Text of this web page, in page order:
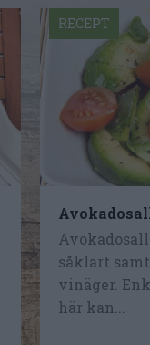
såklart
vinäger.
här kan...
RECEPT